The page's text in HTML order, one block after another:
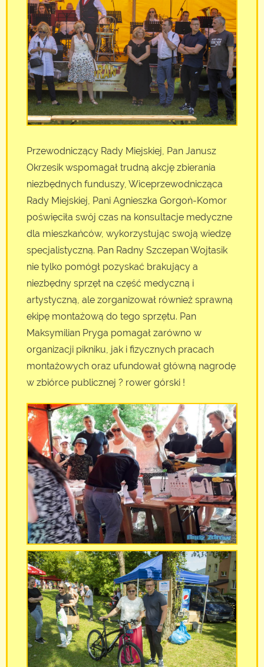
Przewodniczący Rady Miejskiej, Pan Janusz
Okrzesik wspomagał trudną akcję zbierania
niezbędnych funduszy, Wiceprzewodnicząca
Rady Miejskiej, Pani Agnieszka Gorgoń-Komor
poświęciła swój czas na konsultacje medyczne
dla mieszkańców, wykorzystując swoją wiedzę
specjalistyczną. Pan Radny Szczepan Wojtasik
nie tylko pomógł pozyskać brakujący a
niezbędny sprzęt na część medyczną i
artystyczną, ale zorganizował również sprawną
ekipę montażową do tego sprzętu. Pan
Maksymilian Pryga pomagał zarówno w
organizacji pikniku, jak i fizycznych pracach
montażowych oraz ufundował główną nagrodę
w zbiórce publicznej ? rower górski !